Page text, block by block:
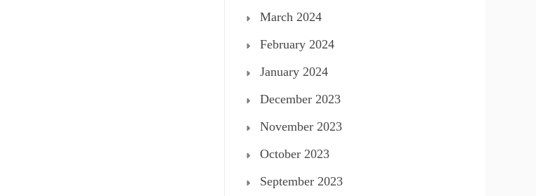
March 2024
February 2024
January 2024
December 2023
November 2023
October 2023
September 2023